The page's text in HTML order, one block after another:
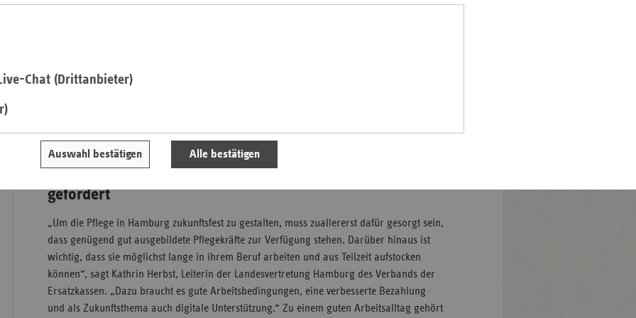
Chat (Drittanbieter)
Auswahl bestätigen Alle bestätigen
Vertreter aus der Politik, der Wissenschaft, den Krankenhäusern und den Anbietern von
hält ein Grußwort zum Thema.
Gute Arbeitsbedingungen und verbesserte Bezahlung
gefordert
„Um die Pflege in Hamburg zukunftsfest zu gestalten, muss zuallererst dafür gesorgt sein,
dass genügend gut ausgebildete Pflegekräfte zur Verfügung stehen. Darüber hinaus ist
wichtig, dass sie möglichst lange in ihrem Beruf arbeiten und aus Teilzeit aufstocken
können“, sagt Kathrin Herbst, Leiterin der Landesvertretung Hamburg des Verbands der
Ersatzkassen. „Dazu braucht es gute Arbeitsbedingungen, eine verbesserte Bezahlung
und als Zukunftsthema auch digitale Unterstützung.“ Zu einem guten Arbeitsalltag gehört